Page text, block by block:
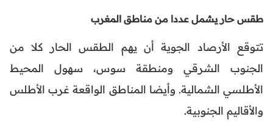
طقس حار يشمل عددا من مناطق المغرب
تتوقع الأرصاد الجوية أن يهم الطقس الحار كلا من
الجنوب الشرقي ومنطقة سوس، سهول المحيط
الأطلسي الشمالية. وأيضا المناطق الواقعة غرب الأطلس
والأقاليم الجنوبية.